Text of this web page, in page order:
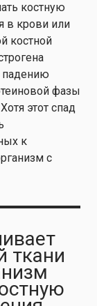
костную
в крови или
костной
падению
фазы
этот спад
к
с
ткани